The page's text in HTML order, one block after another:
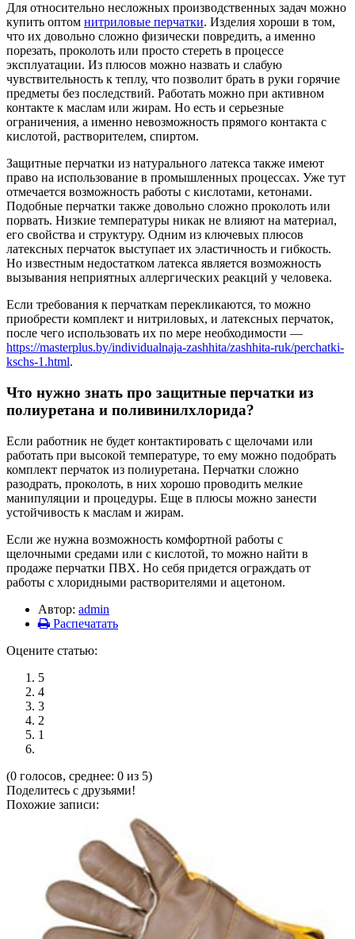
Для относительно несложных производственных задач можно
купить оптом нитриловые перчатки. Изделия хороши в том,
что их довольно сложно физически повредить, а именно
порезать, проколоть или просто стереть в процессе
эксплуатации. Из плюсов можно назвать и слабую
чувствительность к теплу, что позволит брать в руки горячие
предметы без последствий. Работать можно при активном
контакте к маслам или жирам. Но есть и серьезные
ограничения, а именно невозможность прямого контакта с
кислотой, растворителем, спиртом.
Защитные перчатки из натурального латекса также имеют
право на использование в промышленных процессах. Уже тут
отмечается возможность работы с кислотами, кетонами.
Подобные перчатки также довольно сложно проколоть или
порвать. Низкие температуры никак не влияют на материал,
его свойства и структуру. Одним из ключевых плюсов
латексных перчаток выступает их эластичность и гибкость.
Но известным недостатком латекса является возможность
вызывания неприятных аллергических реакций у человека.
Если требования к перчаткам перекликаются, то можно
приобрести комплект и нитриловых, и латексных перчаток,
после чего использовать их по мере необходимости —
https://masterplus.by/individualnaja-zashhita/zashhita-ruk/perchatki-
kschs-1.html.
Что нужно знать про защитные перчатки из
полиуретана и поливинилхлорида?
Если работник не будет контактировать с щелочами или
работать при высокой температуре, то ему можно подобрать
комплект перчаток из полиуретана. Перчатки сложно
разодрать, проколоть, в них хорошо проводить мелкие
манипуляции и процедуры. Еще в плюсы можно занести
устойчивость к маслам и жирам.
Если же нужна возможность комфортной работы с
щелочными средами или с кислотой, то можно найти в
продаже перчатки ПВХ. Но себя придется ограждать от
работы с хлоридными растворителями и ацетоном.
Автор: admin
Распечатать
Оцените статью:
5
4
3
2
1
(0 голосов, среднее: 0 из 5)
Поделитесь с друзьями!
Похожие записи: